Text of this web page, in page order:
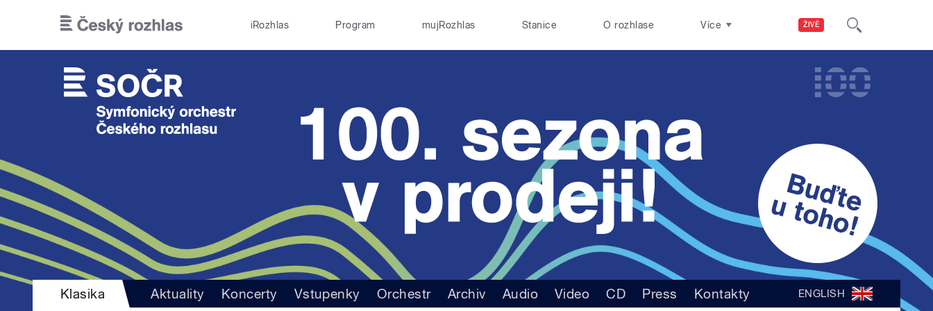
ŽIVĚ
iRozhlas Program mujRozhlas Stanice O rozhlase Více
Klasika Aktuality Koncerty Vstupenky Orchestr Archiv Audio Video CD Press Kontakty ENGLISH